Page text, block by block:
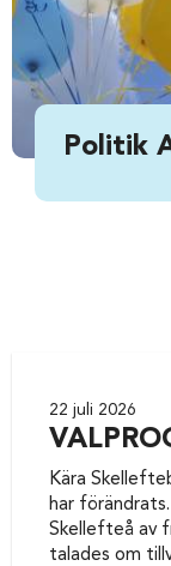
Politik
22 juli 2026
Kära
har
Skellefteå av
talades om